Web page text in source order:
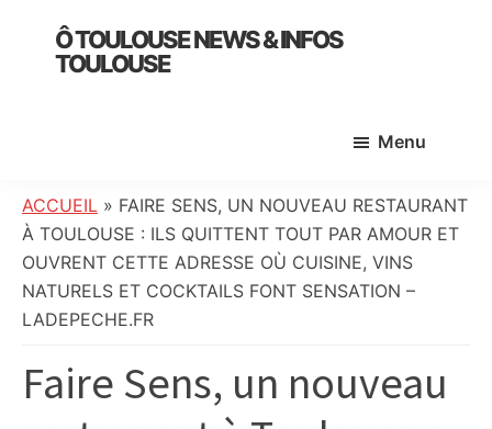
primary
Ô TOULOUSE NEWS & INFOS
TOULOUSE
:
info
locale,
société,
culture,
météo,
faits
Menu
ACCUEIL » FAIRE SENS, UN NOUVEAU RESTAURANT
À TOULOUSE : ILS QUITTENT TOUT PAR AMOUR ET
OUVRENT CETTE ADRESSE OÙ CUISINE, VINS
NATURELS ET COCKTAILS FONT SENSATION –
LADEPECHE.FR
Faire Sens, un nouveau